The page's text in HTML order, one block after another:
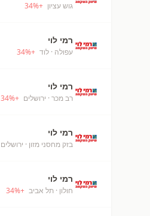
גוש עציון +
34%
רמי לוי
עפולה · לוד +
34%
רמי לוי
רב מכר · ירושלים +
34%
רמי לוי
בזק מחסני מזון · ירושלים
רמי לוי
חולון · תל אביב +
34%